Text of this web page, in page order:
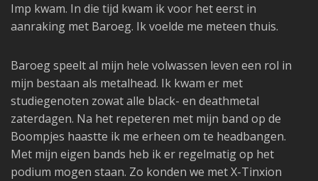
Imp kwam. In die tijd kwam ik voor het eerst in
aanraking met Baroeg. Ik voelde me meteen thuis.
Baroeg speelt al mijn hele volwassen leven een rol in
mijn bestaan als metalhead. Ik kwam er met
studiegenoten zowat alle black- en deathmetal
zaterdagen. Na het repeteren met mijn band op de
Boompjes haastte ik me erheen om te headbangen.
Met mijn eigen bands heb ik er regelmatig op het
podium mogen staan. Zo konden we met X-Tinxion